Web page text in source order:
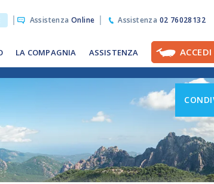
LA COMPAGNIA ASSISTENZA
Assistenza Online Assistenza 02 76028132